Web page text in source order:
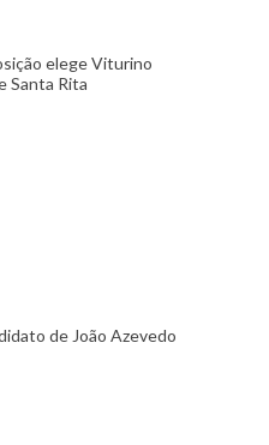
elege Viturino
Santa Rita
de João Azevedo